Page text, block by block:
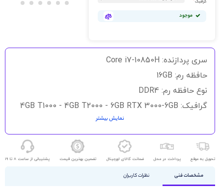
تصاویر
گرافیک
موجود
سری پردازنده: Core i7-10850H
حافظه رم: 16GB
نوع حافظه رم: DDR4
گرافیک: 4GB T1000 - 4GB T2000 - 6GB RTX 3000-6GB
حافظه داخلی: 512 گیگابایت
نوع حافظه داخلی: SSD
اندازه صفحه نمایش: 15.6 اینچ
کیفیت صفحه نمایش: FHD
نمایش بیشتر
تحویل به موقع پرداخت در محل ضمانت کالای اورجینال تضمین بهترین قیمت پشتیبانی از ساعت 8 تا 19
مشخصات فنی نظرات کاربران